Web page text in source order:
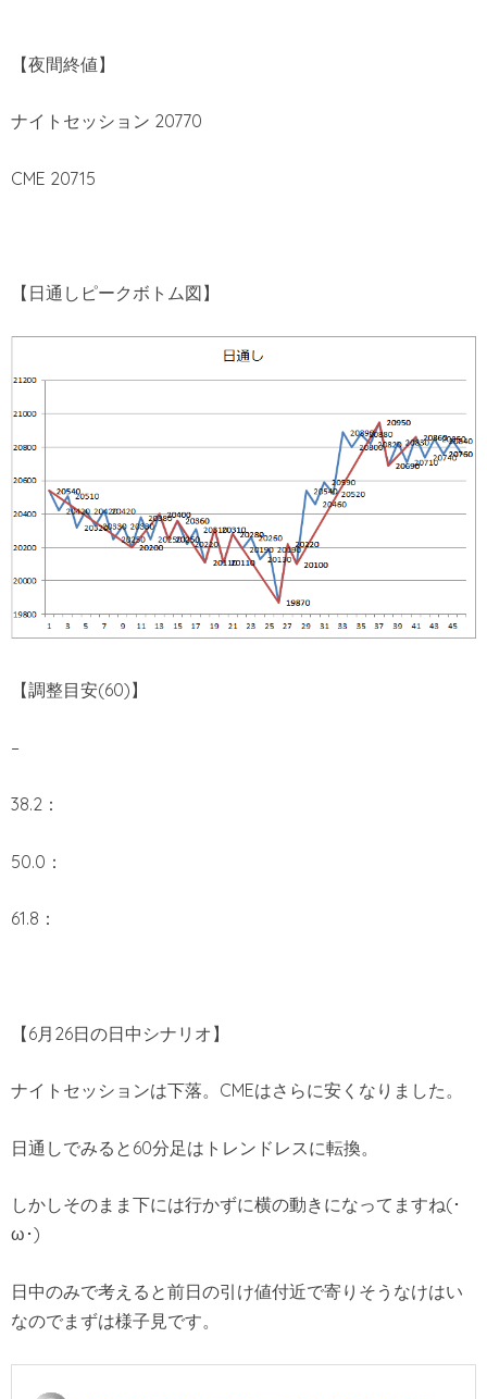
【夜間終値】
ナイトセッション 20770
CME 20715
【日通しピークボトム図】
【調整目安(60)】
–
38.2：
50.0：
61.8：
【6月26日の日中シナリオ】
ナイトセッションは下落。CMEはさらに安くなりました。
日通しでみると60分足はトレンドレスに転換。
しかしそのまま下には行かずに横の動きになってますね(･
ω･)
日中のみで考えると前日の引け値付近で寄りそうなけはい
なのでまずは様子見です。